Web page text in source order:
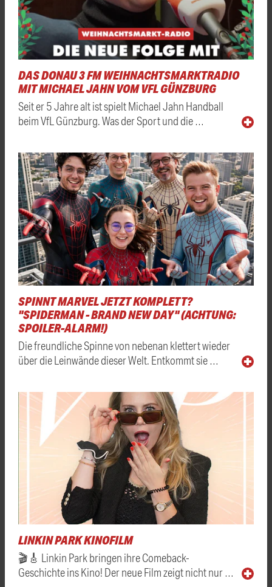
DAS DONAU 3 FM WEIHNACHTSMARKTRADIO
MIT MICHAEL JAHN VOM VFL GÜNZBURG
Seit er 5 Jahre alt ist spielt Michael Jahn Handball
beim VfL Günzburg. Was der Sport und die …
SPINNT MARVEL JETZT KOMPLETT?
"SPIDERMAN - BRAND NEW DAY" (ACHTUNG:
SPOILER-ALARM!)
Die freundliche Spinne von nebenan klettert wieder
über die Leinwände dieser Welt. Entkommt sie …
LINKIN PARK KINOFILM
🎬🎸 Linkin Park bringen ihre Comeback-
Geschichte ins Kino! Der neue Film zeigt nicht nur …